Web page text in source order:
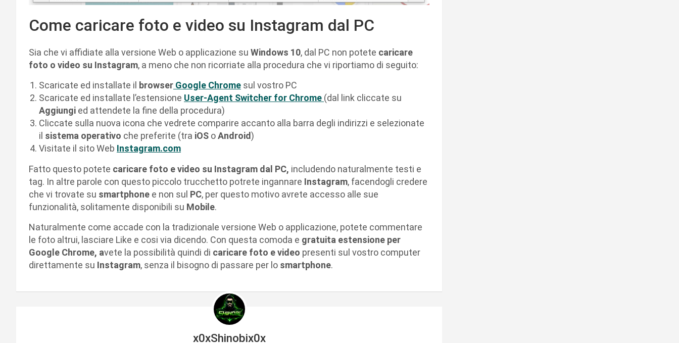
Come caricare foto e video su Instagram dal PC
Sia che vi affidiate alla versione Web o applicazione su Windows 10, dal PC non potete caricare
foto o video su Instagram, a meno che non ricorriate alla procedura che vi riportiamo di seguito:
Scaricate ed installate il browser Google Chrome sul vostro PC
Scaricate ed installate l’estensione User-Agent Switcher for Chrome (dal link cliccate su
Aggiungi ed attendete la fine della procedura)
Cliccate sulla nuova icona che vedrete comparire accanto alla barra degli indirizzi e selezionate
il sistema operativo che preferite (tra iOS oAndroid)
Visitate il sito Web Instagram.com
Fatto questo potete caricare foto e video su Instagram dal PC, includendo naturalmente testi e
tag. In altre parole con questo piccolo trucchetto potrete ingannare Instagram, facendogli credere
che vi trovate su smartphone e non sul PC, per questo motivo avrete accesso alle sue
funzionalità, solitamente disponibili su Mobile.
Naturalmente come accade con la tradizionale versione Web o applicazione, potete commentare
le foto altrui, lasciare Like e cosi via dicendo. Con questa comoda e gratuita estensione per
Google Chrome, avete la possibilità quindi di caricare foto e video presenti sul vostro computer
direttamente su Instagram, senza il bisogno di passare per lo smartphone.
x0xShinobix0x